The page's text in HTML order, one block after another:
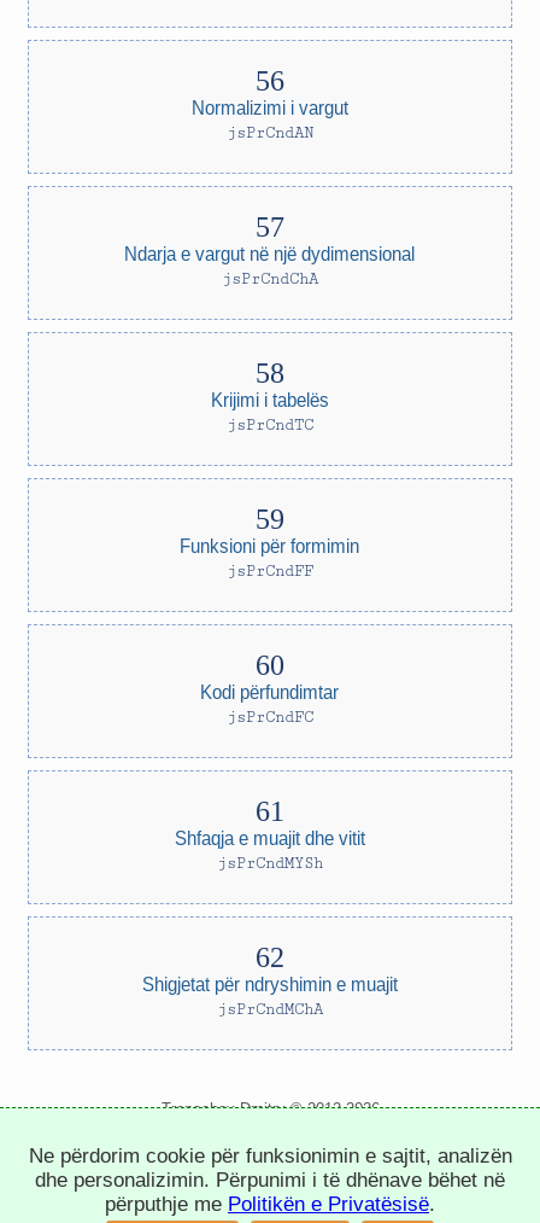
Normalizimi i vargut
jsPrCndAN
Ndarja e vargut në një dydimensional
jsPrCndChA
Krijimi i tabelës
jsPrCndTC
Funksioni për formimin
jsPrCndFF
Kodi përfundimtar
jsPrCndFC
Shfaqja e muajit dhe vitit
jsPrCndMYSh
Shigjetat për ndryshimin e muajit
jsPrCndMChA
Trepachev Dmitry © 2012-2026
politika e privatësisë konfiguro cookie-t
Ne përdorim cookie për funksionimin e sajtit, analizën
dhe personalizimin. Përpunimi i të dhënave bëhet në
përputhje me Politikën e Privatësisë.